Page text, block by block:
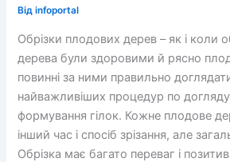
Відinfoportal
Обрізки плодових дерев – як і коли
дерева були здоровими й рясно
повинні за ними правильно
найважливіших процедур по догляду
формування гілок. Кожне плодове
інший час і спосіб зрізання, але
Обрізка має багато переваг і